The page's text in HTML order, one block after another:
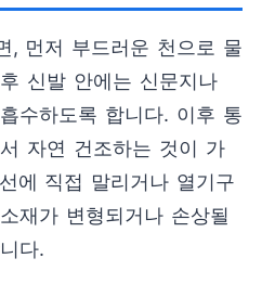
, 먼저 부드러운 천으로 물
신발 안에는 신문지나
수하도록 합니다. 이후 통
자연 건조하는 것이 가
에 직접 말리거나 열기구
재가 변형되거나 손상될
다.